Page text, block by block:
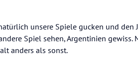
unsere Spiele gucken und den
Spiel sehen, Argentinien gewiss.
anders als sonst.